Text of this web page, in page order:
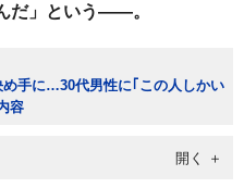
だ」という――。
め手に…30代男性に｢この人しかい
容